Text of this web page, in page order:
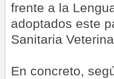
frente a la
adoptados este
Sanitaria
En concreto,